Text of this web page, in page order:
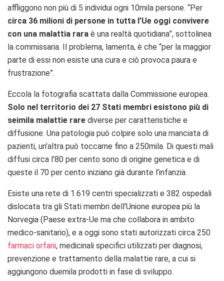
affliggono non più di 5 individui ogni 10mila persone. “Per
circa 36 milioni di persone in tutta l’Ue oggi convivere
con una malattia rara è una realtà quotidiana”, sottolinea
la commissaria. Il problema, lamenta, è che “per la maggior
parte di essi non esiste una cura e ciò provoca paura e
frustrazione”.
Eccola la fotografia scattata dalla Commissione europea.
Solo nel territorio dei 27 Stati membri esistono più di
seimila malattie rare diverse per caratteristiche e
diffusione. Una patologia può colpire solo una manciata di
pazienti, un’altra può toccarne fino a 250mila. Di questi mali
diffusi circa l’80 per cento sono di origine genetica e di
queste il 70 per cento iniziano già durante l’infanzia.
Esiste una rete di 1.619 centri specializzati e 382 ospedali
dislocata tra gli Stati membri dell’Unione europea più la
Norvegia (Paese extra-Ue ma che collabora in ambito
medico-sanitario), e a oggi sono stati autorizzati circa 250
farmaci orfani, medicinali specifici utilizzati per diagnosi,
prevenzione e trattamento della malattie rare, a cui si
aggiungono duemila prodotti in fase di sviluppo.